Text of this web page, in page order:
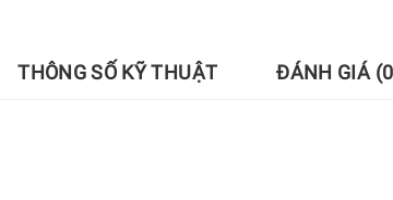
THÔNG SỐ KỸ THUẬT ĐÁNH GIÁ